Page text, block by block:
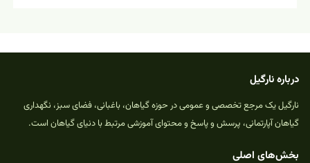
درباره نارگیل
نارگیل یک مرجع تخصصی و عمومی در حوزه گیاهان، باغبانی، فضای سبز، نگهداری
گیاهان آپارتمانی، پرسش و پاسخ و محتوای آموزشی مرتبط با دنیای گیاهان است.
بخش‌های اصلی